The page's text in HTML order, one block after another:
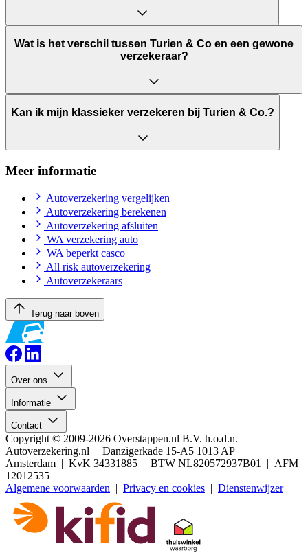
Wat is het verschil tussen Turien & Co en een gewone
verzekeraar?
Kan ik mijn klassieker verzekeren bij Turien & Co.?
Meer informatie
Autoverzekering vergelijken
Autoverzekering berekenen
Autoverzekering afsluiten
WA verzekering auto
WA beperkt casco
All risk autoverzekering
Autoverzekeraars
Terug naar boven
Over ons
Informatie
Contact
Copyright © 2009-2026 Overstappen.nl B.V. h.o.d.n.
Autoverzekering.nl | Danzigerkade 15-A5 1013 AP
Amsterdam | KvK 34331885 | BTW NL820572937B01 | AFM
12012535
Algemene voorwaarden | Privacy en cookies | Dienstenwijzer